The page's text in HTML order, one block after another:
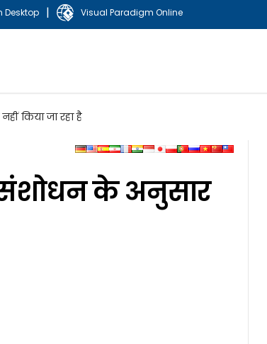
Desktop | Visual Paradigm Online
किया जा रहा है
के अनुसार